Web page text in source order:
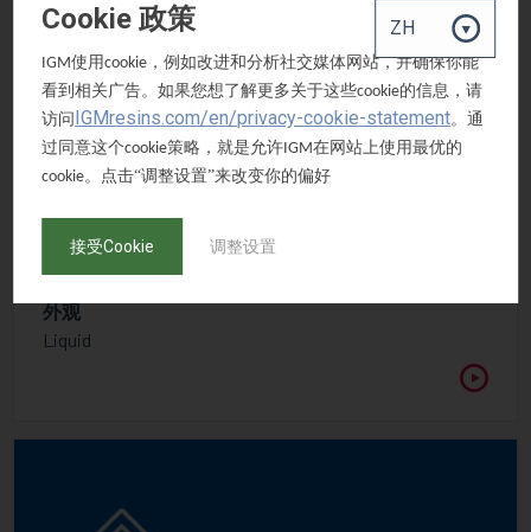
OMNIRAD 819 AQ
二(2,4,6-三甲基苯甲酰基)苯基氧化膦
CAS号码
-
外观
Liquid
Cookie 政策
IGM使用cookie ，例如改进和分析社交媒体网站，并确保你能
看到相关广告。如果您想了解更多关于这些cookie的信息，请
访问IGMresins.com/en/privacy-cookie-statement。通
过同意这个cookie策略，就是允许IGM在网站上使用最优的
cookie。点击“调整设置”来改变你的偏好
接受Cookie 调整设置